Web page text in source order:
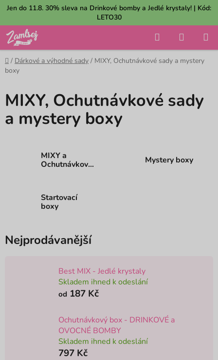
Přejít
obsah
Jen do 11.8. 30% sleva na Drinkové bomby a Jedlé krystaly! | Kód:
LETO30
Hledat
KOŠÍK
Domů
/ Dárkové a výhodné sady / MIXY, Ochutnávkové sady a mystery
boxy
MIXY, Ochutnávkové sady
a mystery boxy
MIXY a
Ochutnávkové
Mystery boxy
Startovací
boxy
Nejprodávanější
Best MIX - Jedlé krystaly
Skladem ihned k odeslání
od 187 Kč
Ochutnávkový box - DRINKOVÉ a
OVOCNÉ BOMBY
Skladem ihned k odeslání
797 Kč